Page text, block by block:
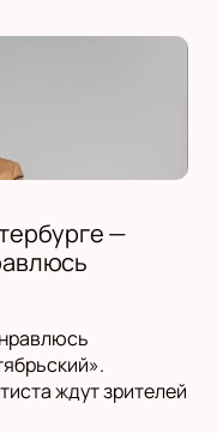
—
ждут зрителей